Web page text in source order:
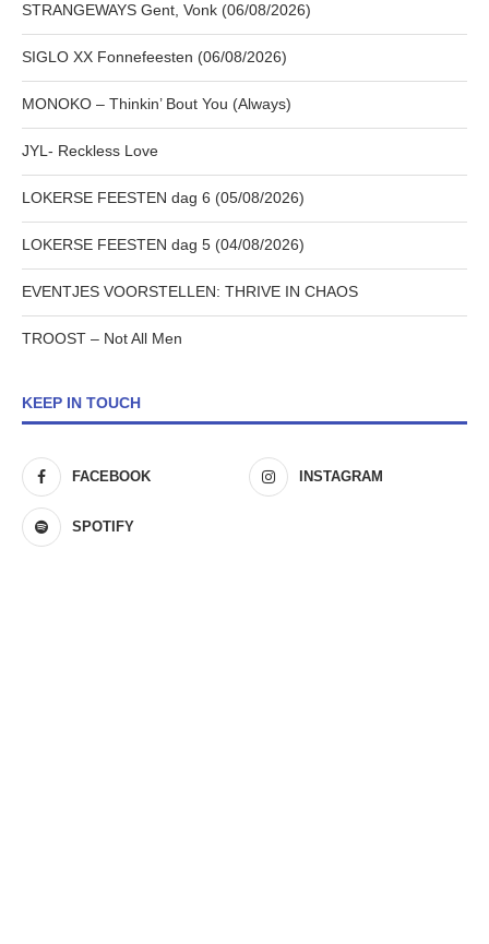
STRANGEWAYS Gent, Vonk (06/08/2026)
SIGLO XX Fonnefeesten (06/08/2026)
MONOKO – Thinkin’ Bout You (Always)
JYL- Reckless Love
LOKERSE FEESTEN dag 6 (05/08/2026)
LOKERSE FEESTEN dag 5 (04/08/2026)
EVENTJES VOORSTELLEN: THRIVE IN CHAOS
TROOST – Not All Men
KEEP IN TOUCH
FACEBOOK INSTAGRAM
SPOTIFY